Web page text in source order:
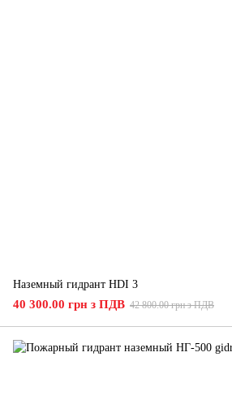
Наземный гидрант HDI 3
40 300.00 грн з ПДВ 42 800.00 грн з ПДВ